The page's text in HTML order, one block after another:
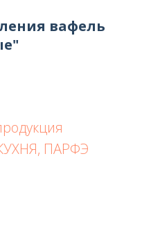
вафель
ПАРФЭ